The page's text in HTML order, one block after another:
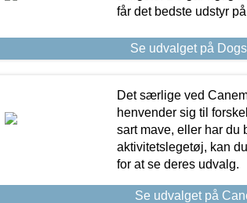
får det bedste udstyr
Se udvalget på
Det særlige ved
henvender sig til
sart mave, eller har du
aktivitetslegetøj, kan
for at se deres udvalg.
Se udvalget på